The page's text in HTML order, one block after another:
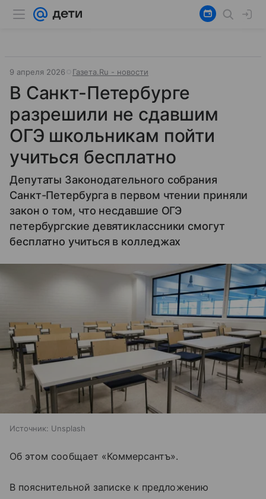
9 апреля 2026 Газета.Ru - новости
В Санкт-Петербурге
разрешили не сдавшим
ОГЭ школьникам пойти
учиться бесплатно
Депутаты Законодательного собрания
Санкт-Петербурга в первом чтении приняли
закон о том, что несдавшие ОГЭ
петербургские девятиклассники смогут
бесплатно учиться в колледжах
Источник: Unsplash
Об этом сообщает «Коммерсантъ».
В пояснительной записке к предложению